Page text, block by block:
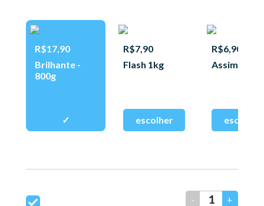
R$17,90
Brilhante -
800g
R$7,90
Flash 1kg
R$6,90
Assim 400g
- +